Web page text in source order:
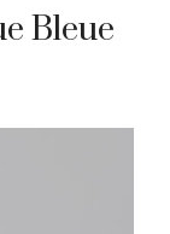
Bleue